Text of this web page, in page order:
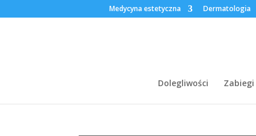
Medycyna estetyczna Dermatologia
Dolegliwości Zabiegi